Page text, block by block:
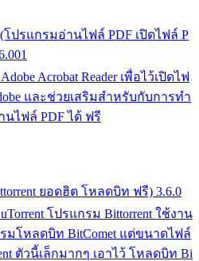
(โปรแกรมอ่านไฟล์ PDF เปิดไฟล์ P
Acrobat Reader เพื่อไว้เปิดไฟ
และช่วยเสริมสำหรับกับการทำ
นไฟล์ PDF ได้ ฟรี
ยอดฮิต โหลดบิท ฟรี) 3.6.0
โปรแกรม Bittorrent ใช้งาน
มโหลดบิท BitComet แต่ขนาดไฟล์
ตัวนี้เล็กมากๆ เอาไว้ โหลดบิท Bi